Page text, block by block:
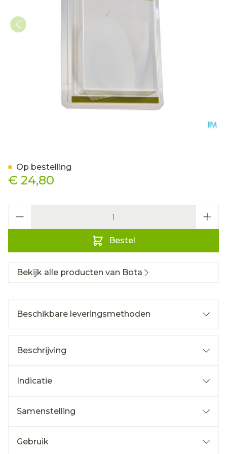
€ 24,80
Bestel
Op bestelling
Bekijk alle producten van Bota
Beschikbare leveringsmethoden
Beschrijving
Indicatie
Samenstelling
Gebruik